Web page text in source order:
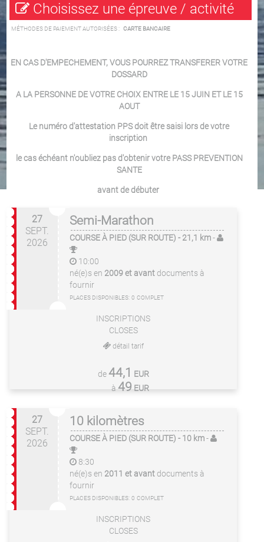
Choisissez une épreuve / activité
MÉTHODES DE PAIEMENT AUTORISÉES : CARTE BANCAIRE
EN CAS D'EMPECHEMENT, VOUS POURREZ TRANSFERER VOTRE
DOSSARD
A LA PERSONNE DE VOTRE CHOIX ENTRE LE 15 JUIN ET LE 15
AOUT
Le numéro d'attestation PPS doit être saisi lors de votre
inscription
le cas échéant n'oubliez pas d'obtenir votre PASS PREVENTION
SANTE
avant de débuter
27
SEPT.
2026
Semi-Marathon
COURSE À PIED (SUR ROUTE) - 21,1 km-
10:00
né(e)s en 2009 et avant documents à
fournir
PLACES DISPONIBLES: 0 COMPLET
INSCRIPTIONS
CLOSES
détail tarif
de44,1 EUR
à 49 EUR
27
SEPT.
2026
10 kilomètres
COURSE À PIED (SUR ROUTE) - 10 km-
8:30
né(e)s en 2011 et avant documents à
fournir
PLACES DISPONIBLES: 0 COMPLET
INSCRIPTIONS
CLOSES